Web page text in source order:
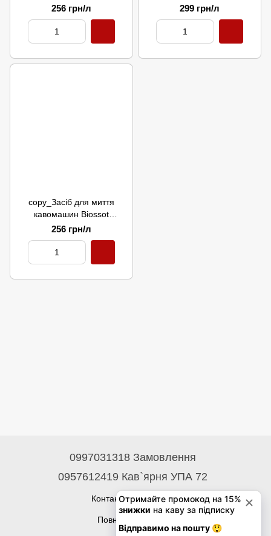
кавових масел 1 л
256 грн/л
"Молочна система" лужний
1 л
299 грн/л
copy_Засіб для миття
кавомашин Biossot
NeoCleanPro Від кавових
масел 1 л
256 грн/л
0997031318 Замовлення
0957612419 Кав`ярня УПА 72
Контактна інформація
Повна версія сайту